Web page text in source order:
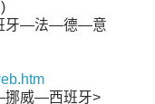
牙—法—德—意
威—西班牙>